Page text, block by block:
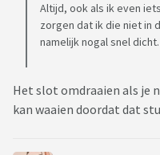
Altijd, ook als ik even
zorgen dat ik die niet in
namelijk nogal snel dicht.
Het slot omdraaien als je
kan waaien doordat dat